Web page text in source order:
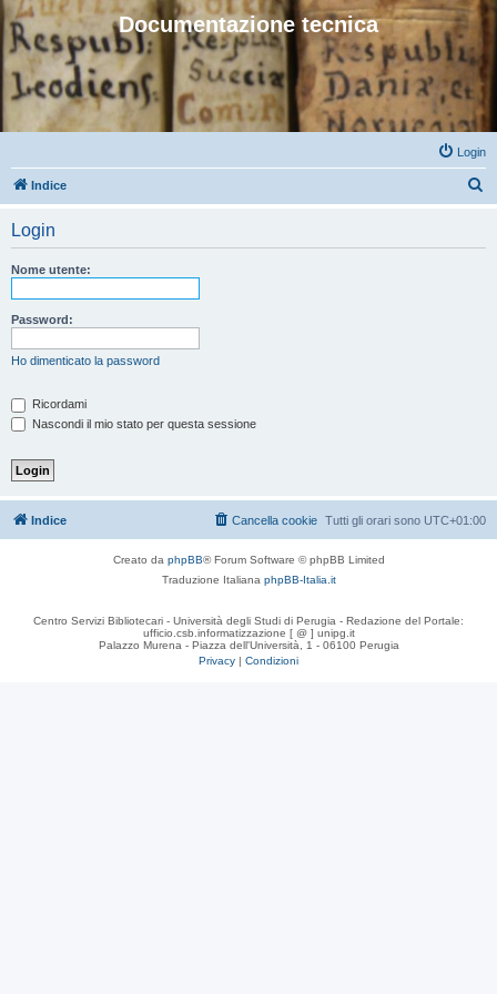
Documentazione tecnica
Login
Indice
Login
Nome utente:
Password:
Ho dimenticato la password
Ricordami
Nascondi il mio stato per questa sessione
Indice Tutti gli orari sono UTC+01:00
Cancella cookie
Creato da phpBB® Forum Software © phpBB Limited
Traduzione Italiana phpBB-Italia.it
Centro Servizi Bibliotecari - Università degli Studi di Perugia - Redazione del Portale:
ufficio.csb.informatizzazione [ @ ] unipg.it
Palazzo Murena - Piazza dell'Università, 1 - 06100 Perugia
Privacy | Condizioni